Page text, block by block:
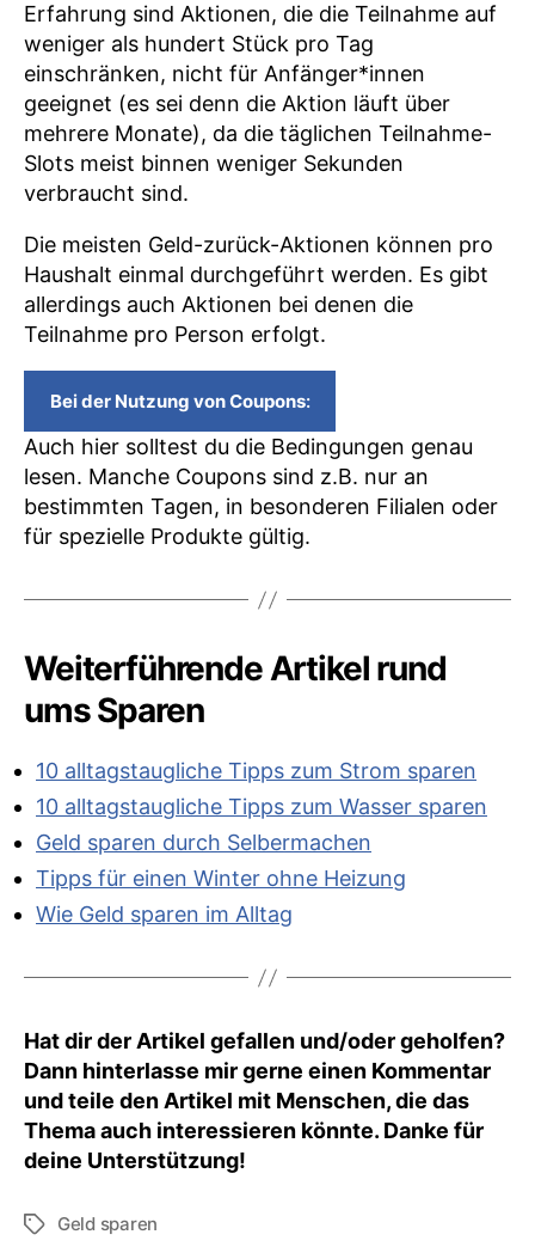
Erfahrung sind Aktionen, die die Teilnahme auf
weniger als hundert Stück pro Tag
einschränken, nicht für Anfänger*innen
geeignet (es sei denn die Aktion läuft über
mehrere Monate), da die täglichen Teilnahme-
Slots meist binnen weniger Sekunden
verbraucht sind.
Die meisten Geld-zurück-Aktionen können pro
Haushalt einmal durchgeführt werden. Es gibt
allerdings auch Aktionen bei denen die
Teilnahme pro Person erfolgt.
Bei der Nutzung von Coupons:
Auch hier solltest du die Bedingungen genau
lesen. Manche Coupons sind z.B. nur an
bestimmten Tagen, in besonderen Filialen oder
für spezielle Produkte gültig.
Weiterführende Artikel rund
ums Sparen
10 alltagstaugliche Tipps zum Strom sparen
10 alltagstaugliche Tipps zum Wasser sparen
Geld sparen durch Selbermachen
Tipps für einen Winter ohne Heizung
Wie Geld sparen im Alltag
Hat dir der Artikel gefallen und/oder geholfen?
Dann hinterlasse mir gerne einen Kommentar
und teile den Artikel mit Menschen, die das
Thema auch interessieren könnte. Danke für
deine Unterstützung!
Schlagwörter
Geld sparen